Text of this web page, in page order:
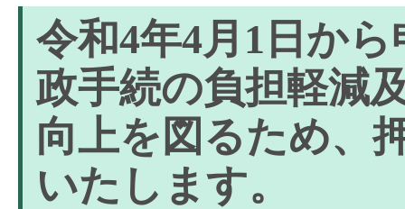
令和4年4月1日か
政手続の負担軽減
向上を図るため、
いたします。